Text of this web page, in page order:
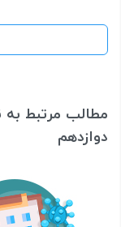
مطالب مرتبط به
دوازدهم